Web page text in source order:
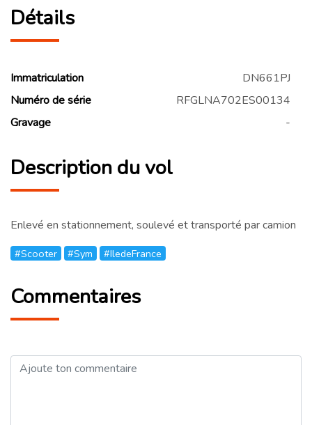
Détails
Immatriculation
DN661PJ
Numéro de série
RFGLNA702ES00134
Gravage
-
Description du vol
Enlevé en stationnement, soulevé et transporté par camion
#Scooter #Sym #IledeFrance
Commentaires